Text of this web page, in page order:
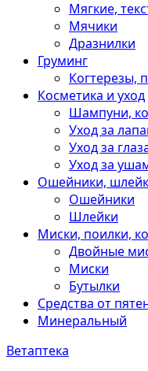
Мягкие,
Мячики
Дразнилки
Груминг
Когтерезы,
Косметика и уход
Шампуни,
Уход за
Уход за
Уход за
Ошейники,
Ошейники
Шлейки
Миски, поилки,
Двойные
Миски
Бутылки
Средства от
Минеральный
Ветаптека